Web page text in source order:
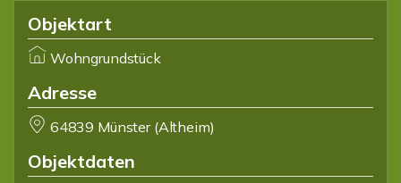
Objektart
Wohngrundstück
Adresse
64839 Münster (Altheim)
Objektdaten